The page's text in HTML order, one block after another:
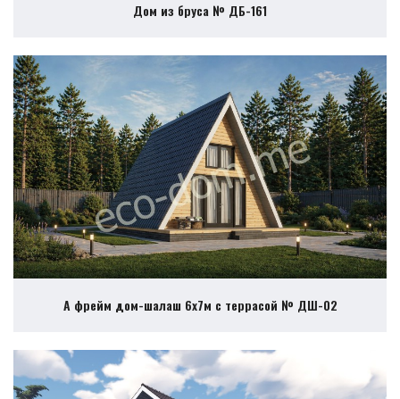
Дом из бруса № ДБ-161
А фрейм дом-шалаш 6х7м с террасой № ДШ-02